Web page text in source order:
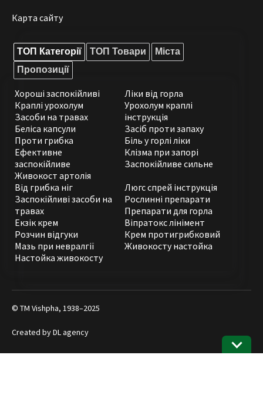
Карта сайту
ТОП Категорії ТОП Товари
Міста
Пропозиції
Хороші заспокійливі
Краплі урохолум
Засоби на травах
Беліса капсули
Проти грибка
Ефективне
заспокійливе
Живокост артолія
Ліки від горла
Урохолум краплі
інструкція
Засіб проти запаху
Біль у горлі ліки
Клізма при запорі
Заспокійливе сильне
Від грибка ніг
Заспокійливі засоби на
травах
Екзік крем
Розчин відгуки
Мазь при невралгії
Настойка живокосту
Люгс спрей інструкція
Рослинні препарати
Препарати для горла
Віпратокс лінімент
Крем протигрибковий
Живокосту настойка
© ТМ Vishpha, 1938–2025
Created byDL agency